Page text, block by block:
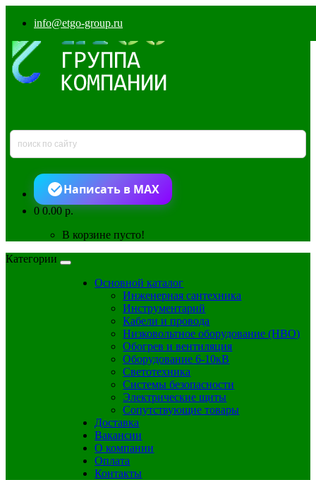
info@etgo-group.ru
Написать в MAX
00.00 р.
В корзине пусто!
Категории
Основной каталог
Инженерная сантехника
Инструментарий
Кабели и провода
Низковольтное оборудование (НВО)
Обогрев и вентиляция
Оборудование 6-10кВ
Светотехника
Системы безопасности
Электрические щиты
Сопутствующие товары
Доставка
Вакансии
О компании
Оплата
Контакты